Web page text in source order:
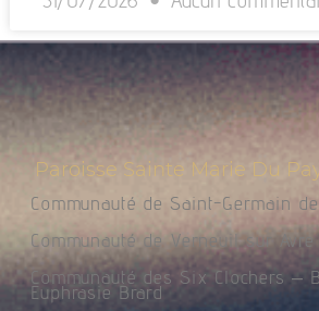
Paroisse Sainte Marie Du
Communauté de Saint-Germain
Communauté de Verneuil sur Avre
Communauté des Six Clochers –
Euphrasie Brard